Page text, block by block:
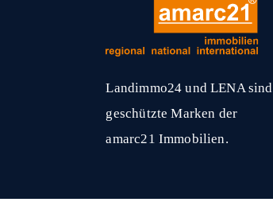
Landimmo24 und LENA sind
geschützte Marken der
amarc21 Immobilien.